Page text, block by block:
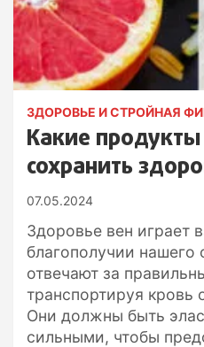
ЗДОРОВЬЕ И СТРОЙНАЯ
Какие
сохранить
07.05.2024
Здоровье вен играет
благополучии нашего
отвечают за
транспортируя кровь
Они должны быть
сильными, чтобы